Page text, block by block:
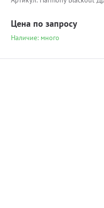
Цена по запросу
Наличие: много